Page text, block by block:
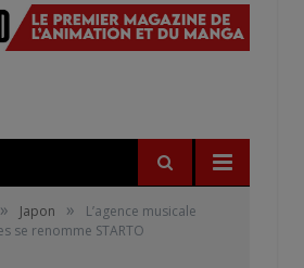
» Japon »
L’agence musicale
se renomme STARTO